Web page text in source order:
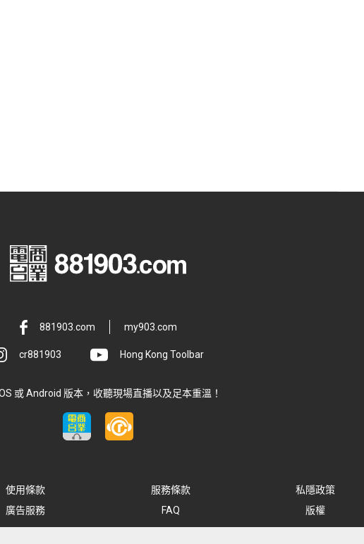
881903.com my903.com
cr881903 Hong Kong Toolbar
或 Android 版本，收聽現場直播以及足本重溫！
使用條款 服務條款 私隱政策
廣告服務 FAQ 版權